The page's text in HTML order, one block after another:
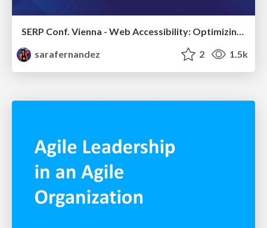
SERP Conf. Vienna - Web Accessibility: Optimizing for Inclusivity and SEO
sarafernandez
2 1.5k